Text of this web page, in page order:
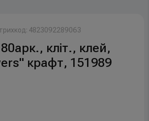
4823092289063
кліт., клей,
крафт, 151989